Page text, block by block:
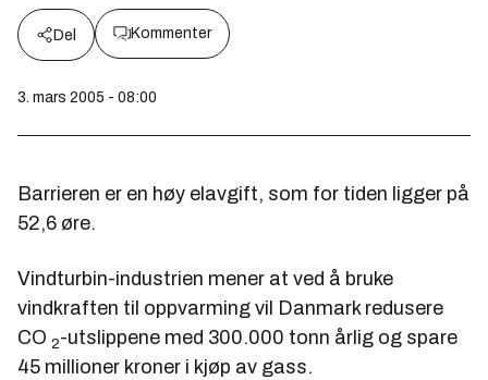
Del Kommenter
3. mars 2005 - 08:00
Barrieren er en høy elavgift, som for tiden ligger på
52,6 øre.
Vindturbin-industrien mener at ved å bruke
vindkraften til oppvarming vil Danmark redusere
CO 2-utslippene med 300.000 tonn årlig og spare
45 millioner kroner i kjøp av gass.